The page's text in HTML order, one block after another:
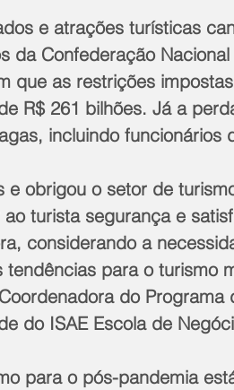
e atrações turísticas
da Confederação
que as restrições
R$ 261 bilhões. Já a
incluindo funcionários
e obrigou o setor de
turista segurança e
considerando a
para o turismo
do Programa
do ISAE Escola de
para o pós-pandemia